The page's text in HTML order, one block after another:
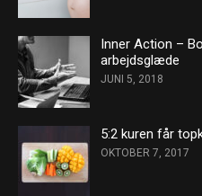
Inner Action –
arbejdsglæde
JUNI 5, 2018
5:2 kuren får
OKTOBER 7, 2017